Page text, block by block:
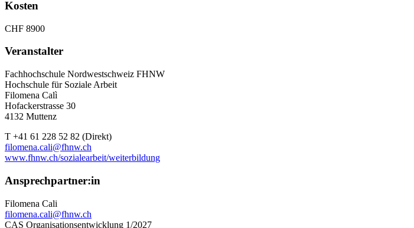
Kosten
CHF 8900
Veranstalter
Fachhochschule Nordwestschweiz FHNW
Hochschule für Soziale Arbeit
Filomena Calì
Hofackerstrasse 30
4132 Muttenz
T +41 61 228 52 82 (Direkt)
filomena.cali@fhnw.ch
www.fhnw.ch/sozialearbeit/weiterbildung
Ansprechpartner:in
Filomena Cali
filomena.cali@fhnw.ch
CAS Organisationsentwicklung 1/2027